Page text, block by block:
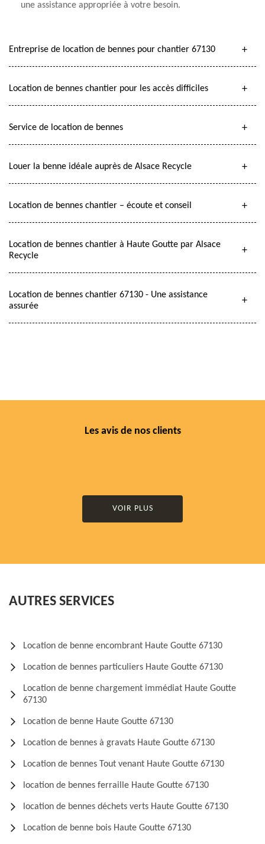
une assistance appropriée à votre besoin.
Entreprise de location de bennes pour chantier 67130
Location de bennes chantier pour les accès difficiles
Service de location de bennes
Louer la benne idéale auprès de Alsace Recycle
Location de bennes chantier – écoute et conseil
Location de bennes chantier à Haute Goutte par Alsace
Recycle
Location de bennes chantier 67130 - Une assistance
assurée
Les avis de nos clients
VOIR PLUS
AUTRES SERVICES
Location de benne encombrant Haute Goutte 67130
Location de bennes particuliers Haute Goutte 67130
Location de benne chargement immédiat Haute Goutte
67130
Location de benne Haute Goutte 67130
Location de bennes à gravats Haute Goutte 67130
Location de bennes Tout venant Haute Goutte 67130
location de bennes ferraille Haute Goutte 67130
location de bennes déchets verts Haute Goutte 67130
Location de benne bois Haute Goutte 67130